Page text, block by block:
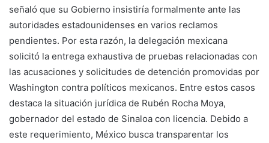
señaló que su Gobierno insistiría formalmente ante las
autoridades estadounidenses en varios reclamos
pendientes. Por esta razón, la delegación mexicana
solicitó la entrega exhaustiva de pruebas relacionadas con
las acusaciones y solicitudes de detención promovidas por
Washington contra políticos mexicanos. Entre estos casos
destaca la situación jurídica de Rubén Rocha Moya,
gobernador del estado de Sinaloa con licencia. Debido a
este requerimiento, México busca transparentar los